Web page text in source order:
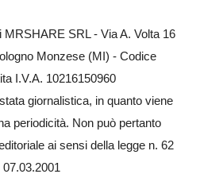
MRSHARE SRL - Via A. Volta 16
Monzese (MI) - Codice
I.V.A. 10216150960
giornalistica, in quanto viene
periodicità. Non può pertanto
ai sensi della legge n. 62
07.03.2001